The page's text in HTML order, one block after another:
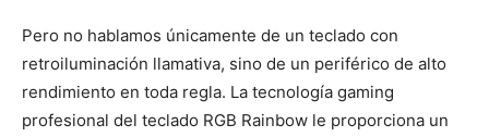
Pero no hablamos únicamente de un teclado con
retroiluminación llamativa, sino de un periférico de alto
rendimiento en toda regla. La tecnología gaming
profesional del teclado RGB Rainbow le proporciona un